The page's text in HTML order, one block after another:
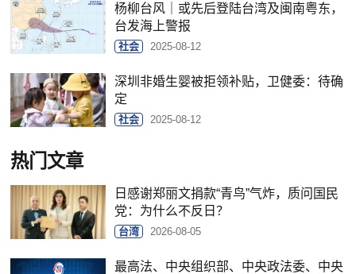
杨柳台风｜或先后登陆台湾及闽南粤东，
台发海上警报
社会 2025-08-12
深圳非婚生婴被拒领补贴，卫健委：待确
定
社会 2025-08-12
热门文章
日感谢郑丽文捐款“青鸟”气炸，质问国民
党：为什么不反日？
台湾 2026-08-05
最高法、中央组织部、中央政法委、中央